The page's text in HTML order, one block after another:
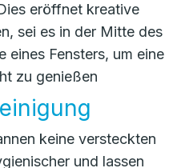
eröffnet kreative
sei es in der Mitte des
eines Fensters, um eine
zu genießen
keine versteckten
und lassen